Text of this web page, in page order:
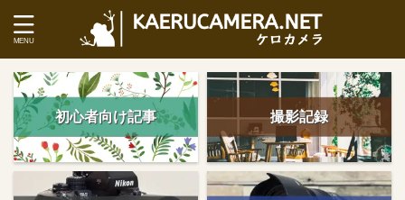
初心者向け記事 撮影記録